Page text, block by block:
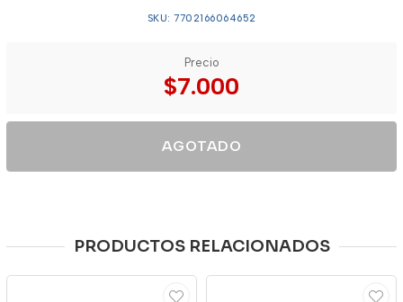
SKU: 7702166064652
Precio
$7.000
AGOTADO
PRODUCTOS RELACIONADOS